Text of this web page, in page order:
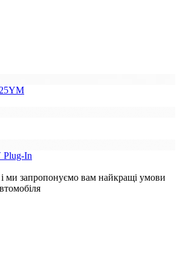
Plug-In
і ми запропонуємо вам найкращі умови